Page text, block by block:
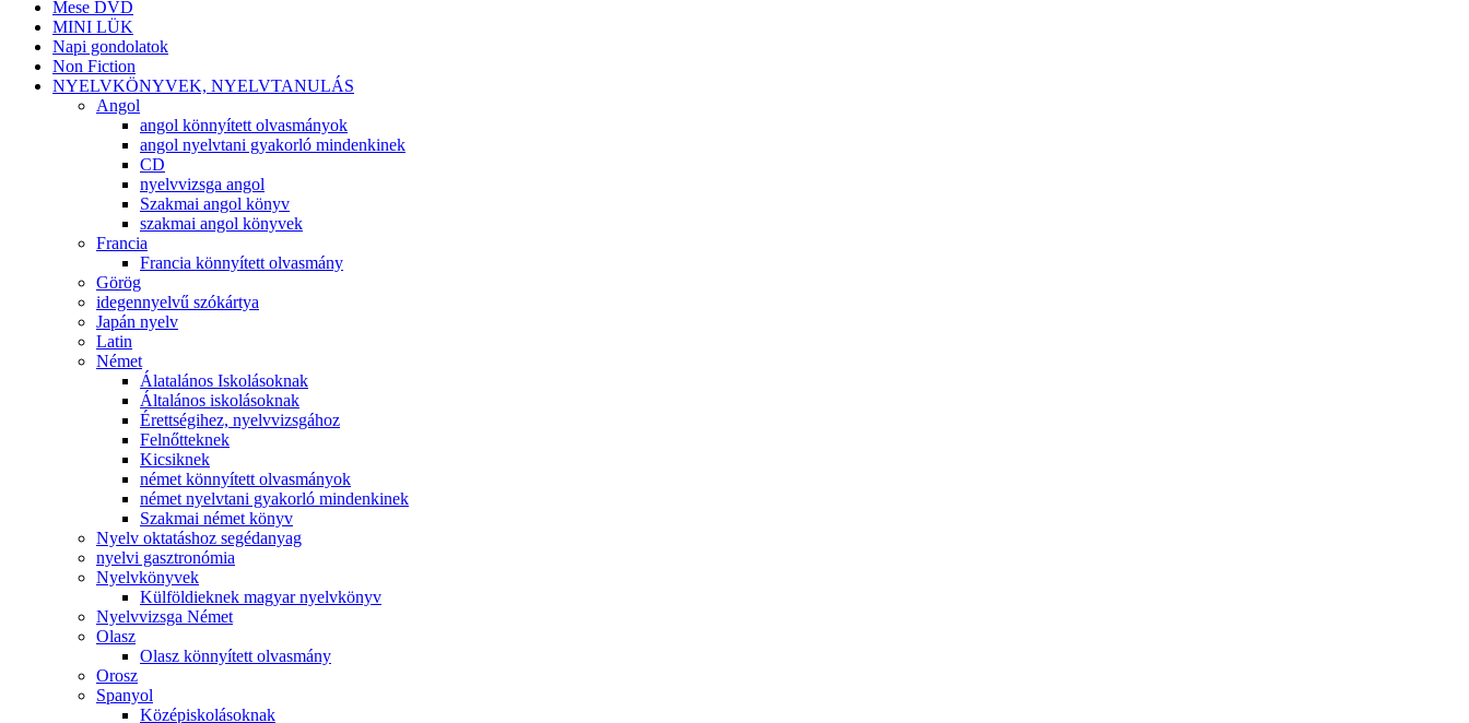
Mese DVD
MINI LÜK
Napi gondolatok
Non Fiction
NYELVKÖNYVEK, NYELVTANULÁS
Angol
angol könnyített olvasmányok
angol nyelvtani gyakorló mindenkinek
CD
nyelvvizsga angol
Szakmai angol könyv
szakmai angol könyvek
Francia
Francia könnyített olvasmány
Görög
idegennyelvű szókártya
Japán nyelv
Latin
Német
Álatalános Iskolásoknak
Általános iskolásoknak
Érettségihez, nyelvvizsgához
Felnőtteknek
Kicsiknek
német könnyített olvasmányok
német nyelvtani gyakorló mindenkinek
Szakmai német könyv
Nyelv oktatáshoz segédanyag
nyelvi gasztronómia
Nyelvkönyvek
Külföldieknek magyar nyelvkönyv
Nyelvvizsga Német
Olasz
Olasz könnyített olvasmány
Orosz
Spanyol
Középiskolásoknak